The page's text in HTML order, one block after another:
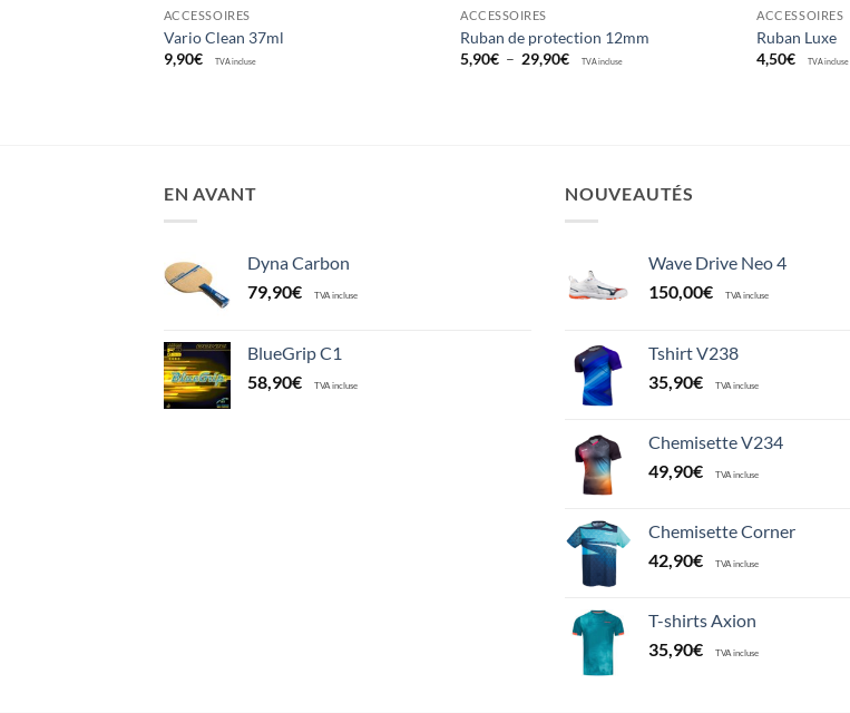
ACCESSOIRES
Vario Clean 37ml
9,90€ TVA incluse
ACCESSOIRES
Ruban de protection 12mm
5,90€ – 29,90€Plage
TVA incluse
ACCESSOIRES
Ruban Luxe
4,50€ TVA incluse
EN AVANT
Dyna Carbon
79,90€ TVA incluse
BlueGrip C1
58,90€ TVA incluse
NOUVEAUTÉS
Wave Drive Neo 4
150,00€ TVA incluse
Tshirt V238
35,90€ TVA incluse
Chemisette V234
49,90€ TVA incluse
Chemisette Corner
42,90€ TVA incluse
T-shirts Axion
35,90€ TVA incluse